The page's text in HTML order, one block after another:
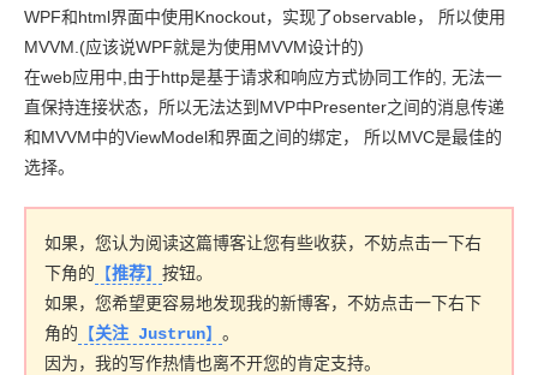
WPF和html界面中使用Knockout，实现了observable， 所以使用
MVVM.(应该说WPF就是为使用MVVM设计的)
在web应用中,由于http是基于请求和响应方式协同工作的, 无法一
直保持连接状态，所以无法达到MVP中Presenter之间的消息传递
和MVVM中的ViewModel和界面之间的绑定， 所以MVC是最佳的
选择。
如果，您认为阅读这篇博客让您有些收获，不妨点击一下右
下角的 【推荐】 按钮。
如果，您希望更容易地发现我的新博客，不妨点击一下右下
角的 【关注 Justrun】 。
因为，我的写作热情也离不开您的肯定支持。